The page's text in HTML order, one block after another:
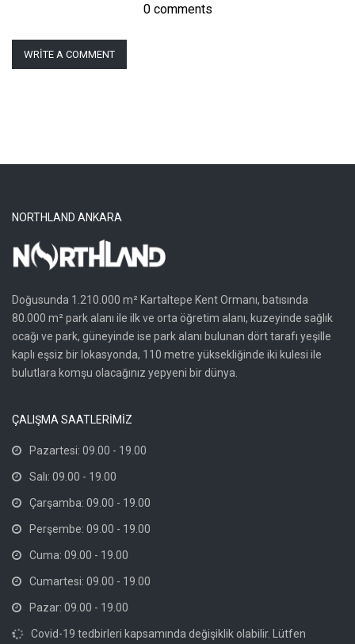
0 comments
WRITE A COMMENT
NORTHLAND ANKARA
Doğusunda 1.210.000 m² Kartaltepe Kent Ormanı, batısında
80.000 m² park alanı ile ilk ve orta öğretim alanı, kuzeyinde sağlık
ocağı ve park, güneyinde ise park alanı bulunan dört tarafı yeşille
kaplı eşsiz bir lokasyonda, 110 metre yüksekliğinde iki kulesi ile
bulutlara komşu olacağınız yepyeni bir dünya.
ÇALIŞMA SAATLERİMİZ
Pazartesi: 09.00 - 19.00
Salı: 09.00 - 19.00
Çarşamba: 09.00 - 19.00
Perşembe: 09.00 - 19.00
Cuma: 09.00 - 19.00
Cumartesi: 09.00 - 19.00
Pazar: 09.00 - 19.00
Covid-19 tedbirleri kapsamında değişiklik olabilir. Lütfen